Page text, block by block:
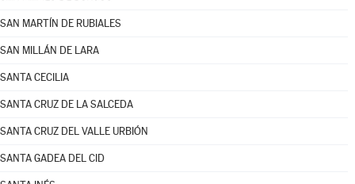
SAN MARTÍN DE RUBIALES
SAN MILLÁN DE LARA
SANTA CECILIA
SANTA CRUZ DE LA SALCEDA
SANTA CRUZ DEL VALLE URBIÓN
SANTA GADEA DEL CID